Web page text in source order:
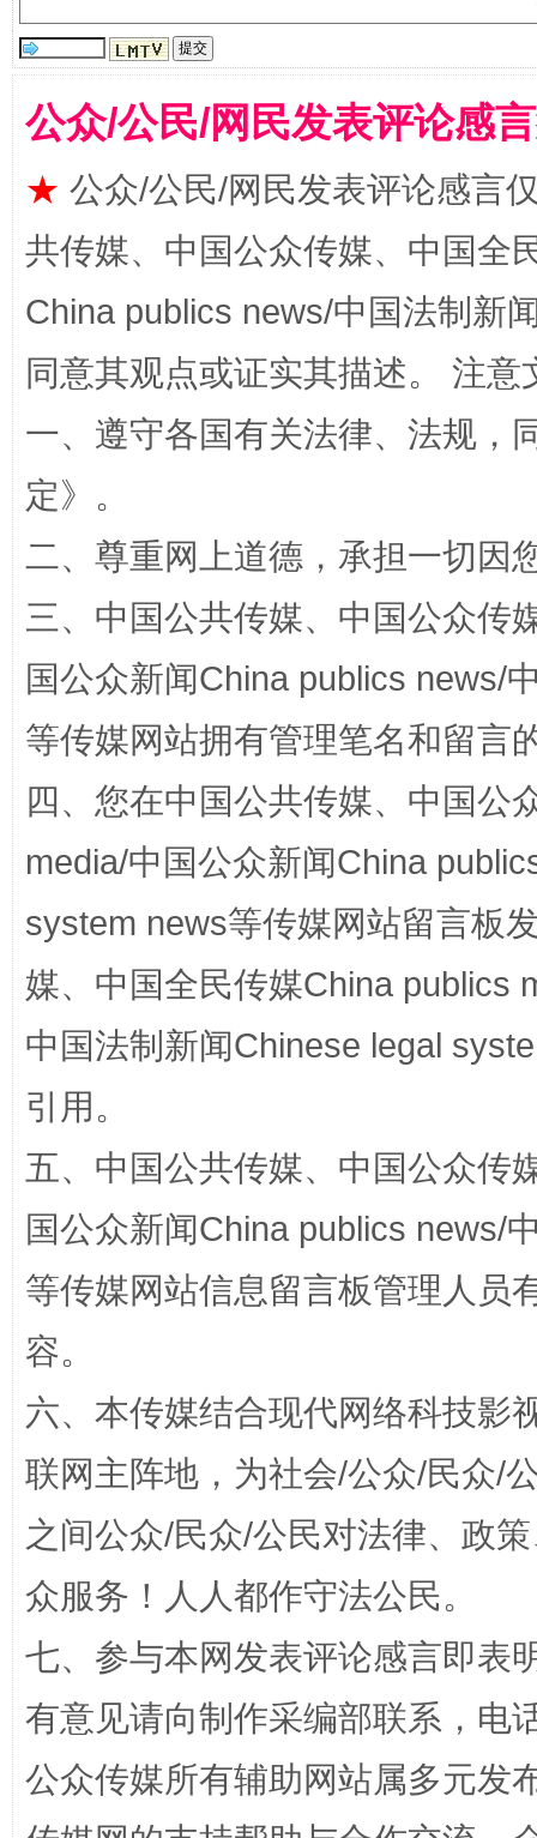
漫山遍野的桃花与雪山、麦地、白藏房 除
招工难、用工荒背后
网上购药对药下症？
在谋一域中谋全局
习近平的博鳌关键词
魏明亮
公众/公民/网民发表评论感
★ 公众/公民/网民发表评论感言
共传媒、中国公众传媒、中国全
China publics news/中国法制新
同意其观点或证实其描述。 注
一、遵守各国有关法律、法规，
定》。
二、尊重网上道德，承担一切因
三、中国公共传媒、中国公众传
国公众新闻China publics news/
等传媒网站拥有管理笔名和留言
四、您在中国公共传媒、中国公
media/中国公众新闻China
system news等传媒网站留言板
媒、中国全民传媒China publics
中国法制新闻Chinese legal
引用。
五、中国公共传媒、中国公众传
国公众新闻China publics news/
等传媒网站信息留言板管理人员
容。
六、本传媒结合现代网络科技影
联网主阵地，为社会/公众/民众/
之间公众/民众/公民对法律、政
众服务！人人都作守法公民。
七、参与本网发表评论感言即表
有意见请向制作采编部联系，电
公众传媒所有辅助网站属多元发